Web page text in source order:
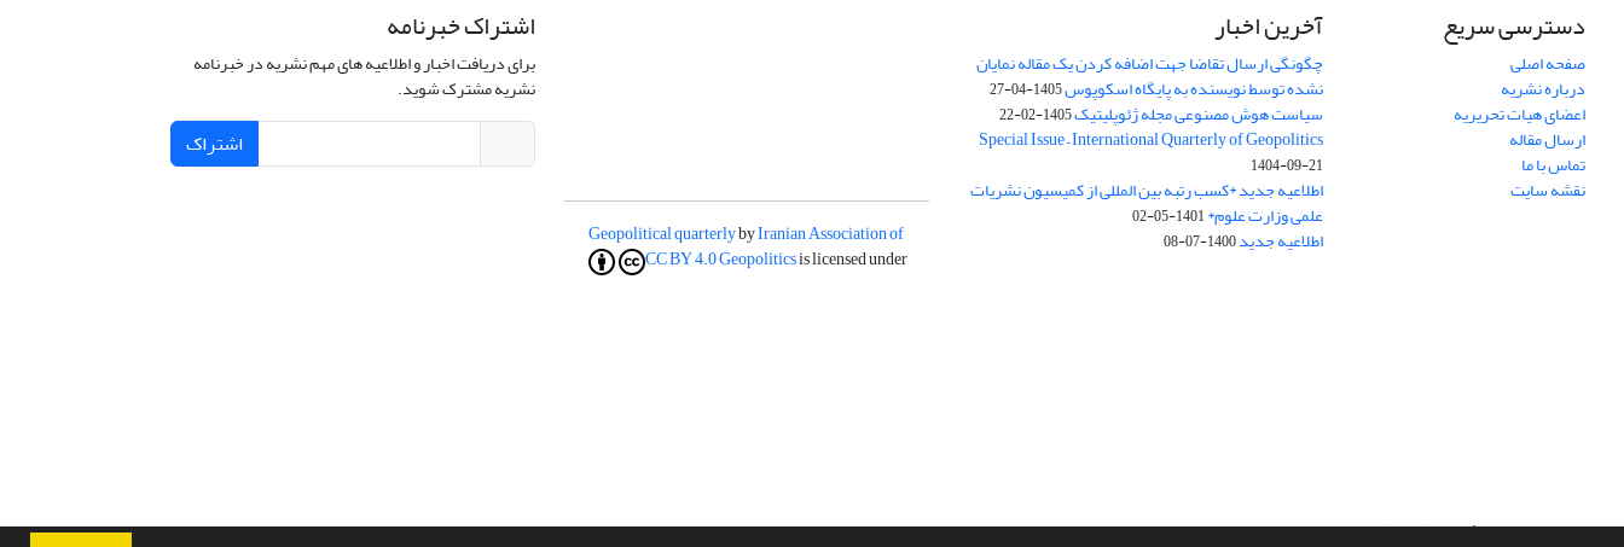
دسترسی سریع
صفحه اصلی
درباره نشریه
اعضای هیات تحریریه
ارسال مقاله
تماس با ما
نقشه سایت
آخرین اخبار
چگونگی ارسال تقاضا جهت اضافه کردن یک مقاله نمایان
نشده توسط نویسنده به پایگاه اسکوپوس1405-04-27
سیاست هوش مصنوعی مجله ژئوپلیتیک1405-02-22
Special Issue – International Quarterly of Geopolitics
1404-09-21
اطلاعیه جدید *کسب رتبه بین المللی از کمیسیون نشریات
علمی وزارت علوم*1401-05-02
اطلاعیه جدید1400-07-08
Geopolitical quarterlybyIranian Association of
Geopoliticsis licensed under
CC BY 4.0
اشتراک خبرنامه
برای دریافت اخبار و اطلاعیه های مهم نشریه در خبرنامه
نشریه مشترک شوید.
اشتراک
سامانه مدیریت نشریات علمی.طراحی و پیاده سازی ازسیناوب